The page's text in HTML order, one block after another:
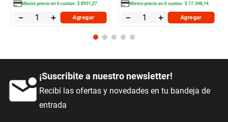
Mismo precio en6cuotas:$ 8931 ,27
＋
－ Agregar
Mismo precio en6cuotas:$ 17.348 14
＋
－ Agregar
¡Suscribite a nuestro newsletter!
Recibí las ofertas y novedades en tu bandeja de
entrada